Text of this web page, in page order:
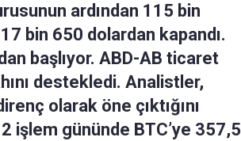
ardından 115 bin
bin 650 dolardan kapandı.
başlıyor. ABD-AB ticaret
destekledi. Analistler,
olarak öne çıktığını
işlem gününde BTC’ye 357,5